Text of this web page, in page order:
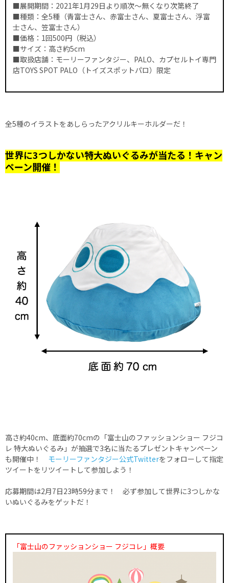
■展開期間：2021年1月29日より順次〜無くなり次第終了
■種類：全5種（青富士さん、赤富士さん、夏富士さん、浮富
士さん、笠富士さん）
■価格：1回500円（税込）
■サイズ：高さ約5cm
■取扱店舗：モーリーファンタジー、PALO、カプセルトイ専門
店TOYS SPOT PALO（トイズスポットパロ）限定
全5種のイラストをあしらったアクリルキーホルダーだ！
世界に3つしかない特大ぬいぐるみが当たる！キャン
ペーン開催！
高さ約40cm、底面約70cmの「富士山のファッションショー フジコ
レ 特大ぬいぐるみ」が抽選で3名に当たるプレゼントキャンペーン
も開催中！ モーリーファンタジー公式Twitterをフォローして指定
ツイートをリツイートして参加しよう！
応募期間は2月7日23時59分まで！ 必ず参加して世界に3つしかな
いぬいぐるみをゲットだ！
「富士山のファッションショー フジコレ」概要